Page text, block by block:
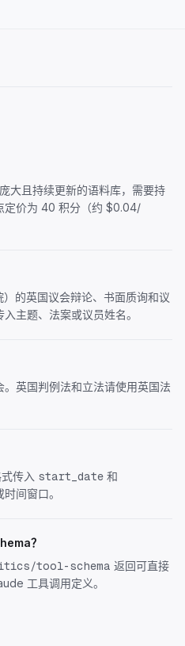
大且持续更新的语料库，需要持
定价为 40 积分（约 $0.04/
的英国议会辩论、书面质询和议
主题、法案或议员姓名。
英国判例法和立法请使用英国法
传入 start_date 和
间窗口。
？
tool-schema 返回可直接
工具调用定义。